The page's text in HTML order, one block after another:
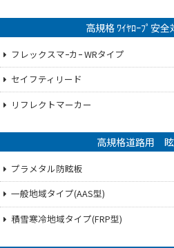
高規格 ﾜｲﾔﾛｰﾌﾟ安
フレックスマｰカｰ WRタイプ
セイフティリード
リフレクトマーカー
高規格道路用
プラメタル防眩板
一般地域タイプ(AAS型)
積雪寒冷地域タイプ(FRP型)